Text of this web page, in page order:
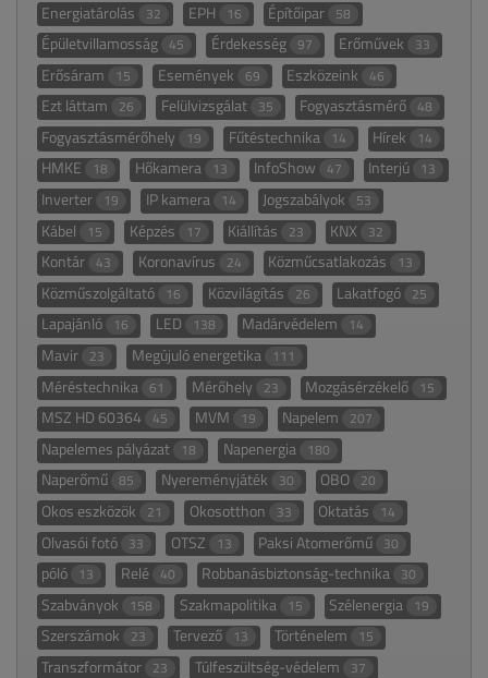
Energiatárolás 32 EPH 16 Építőipar 58
Épületvillamosság 45 Érdekesség 97 Erőművek 33
Erősáram 15 Események 69 Eszközeink 46
Ezt láttam 26 Felülvizsgálat 35 Fogyasztásmérő 48
Fogyasztásmérőhely 19 Fűtéstechnika 14 Hírek 14
HMKE 18 Hőkamera 13 InfoShow 47 Interjú 13
Inverter 19 IP kamera 14 Jogszabályok 53
Kábel 15 Képzés 17 Kiállítás 23 KNX 32
Kontár 43 Koronavírus 24 Közműcsatlakozás 13
Közműszolgáltató 16 Közvilágítás 26 Lakatfogó 25
Lapajánló 16 LED 138 Madárvédelem 14
Mavir 23 Megújuló energetika 111
Méréstechnika 61 Mérőhely 23 Mozgásérzékelő 15
MSZ HD 60364 45 MVM 19 Napelem 207
Napelemes pályázat 18 Napenergia 180
Naperőmű 85 Nyereményjáték 30 OBO 20
Okos eszközök 21 Okosotthon 33 Oktatás 14
Olvasói fotó 33 OTSZ 13 Paksi Atomerőmű 30
póló 13 Relé 40 Robbanásbiztonság-technika 30
Szabványok 158 Szakmapolitika 15 Szélenergia 19
Szerszámok 23 Tervező 13 Történelem 15
Transzformátor 23 Túlfeszültség-védelem 37